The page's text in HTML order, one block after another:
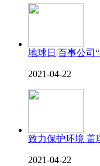
地球日|百事公司
2021-04-22
致力保护环境 盖
2021-04-22